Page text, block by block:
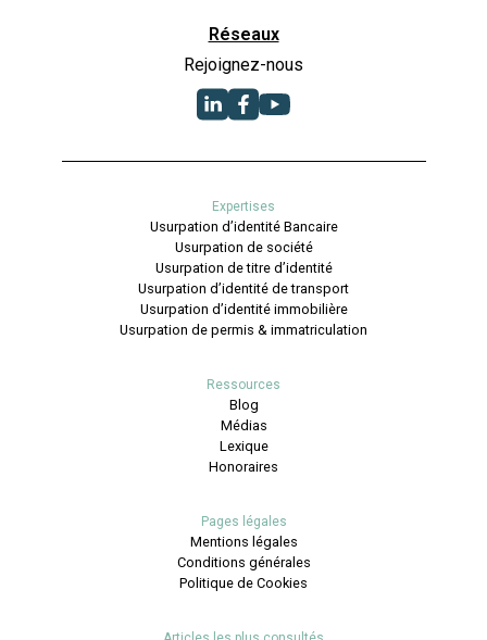
Réseaux
Rejoignez-nous
Expertises
Usurpation d’identité Bancaire
Usurpation de société
Usurpation de titre d’identité
Usurpation d’identité de transport
Usurpation d’identité immobilière
Usurpation de permis & immatriculation
Ressources
Blog
Médias
Lexique
Honoraires
Pages légales
Mentions légales
Conditions générales
Politique de Cookies